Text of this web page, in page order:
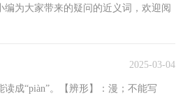
为大家带来的疑问的近义词，欢迎阅
2025-03-04
成“piàn”。【辨形】：漫；不能写